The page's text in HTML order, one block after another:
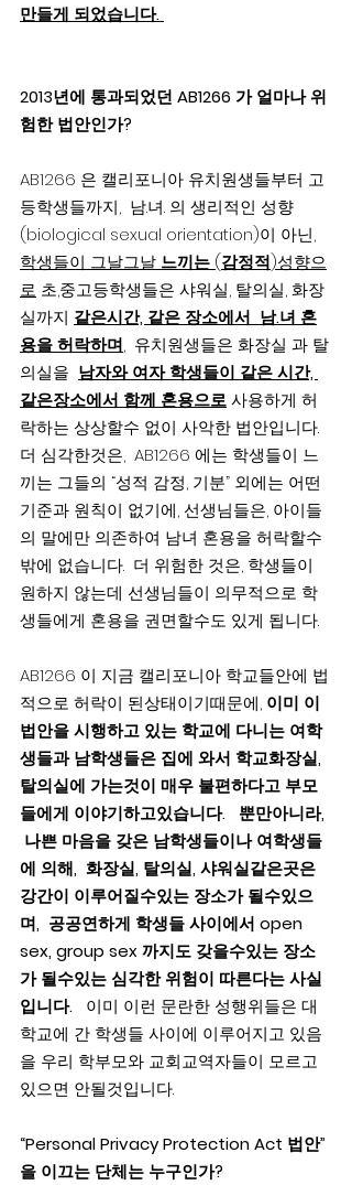
만들게 되었습니다.
2013년에 통과되었던 AB1266 가 얼마나 위
험한 법안인가?
AB1266 은 캘리포니아 유치원생들부터 고
등학생들까지,  남.녀. 의 생리적인 성향
(biological sexual orientation)이 아닌,
학생들이 그날그날 느끼는 (감정적)성향으
로 초,중고등학생들은 샤워실, 탈의실, 화장
실까지 같은시간, 같은 장소에서  남.녀 혼
용을 허락하며,  유치원생들은 화장실 과 탈
의실을 남자와 여자 학생들이 같은 시간,
같은장소에서 함께 혼용으로 사용하게 허
락하는 상상할수 없이 사악한 법안입니다.
더 심각한것은,  AB1266 에는 학생들이 느
끼는 그들의 “성적 감정, 기분” 외에는 어떤
기준과 원칙이 없기에, 선생님들은, 아이들
의 말에만 의존하여 남녀 혼용을 허락할수
밖에 없습니다.  더 위험한 것은, 학생들이
원하지 않는데 선생님들이 의무적으로 학
생들에게 혼용을 권면할수도 있게 됩니다.
AB1266 이 지금 캘리포니아 학교들안에 법
적으로 허락이 된상태이기때문에, 이미 이
법안을 시행하고 있는 학교에 다니는 여학
생들과 남학생들은 집에 와서 학교화장실,
탈의실에 가는것이 매우 불편하다고 부모
들에게 이야기하고있습니다.
뿐만아니라,
나쁜 마음을 갖은 남학생들이나 여학생들
에 의해,  화장실, 탈의실, 샤워실같은곳은
강간이 이루어질수있는 장소가 될수있으
며,  공공연하게 학생들 사이에서 open
sex, group sex 까지도 갖을수있는 장소
가 될수있는 심각한 위험이 따른다는 사실
입니다. 이미 이런 문란한 성행위들은 대
학교에 간 학생들 사이에 이루어지고 있음
을 우리 학부모와 교회교역자들이 모르고
있으면 안될것입니다.
“Personal Privacy Protection Act 법안”
을 이끄는 단체는 누구인가?